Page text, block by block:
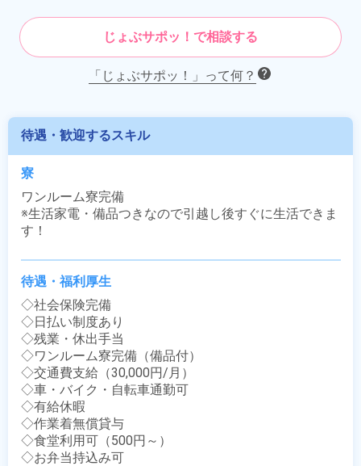
じょぶサポッ！で相談する
「じょぶサポッ！」って何？
待遇・歓迎するスキル
寮
ワンルーム寮完備
※生活家電・備品つきなので引越し後すぐに生活できま
す！
待遇・福利厚生
◇社会保険完備
◇日払い制度あり
◇残業・休出手当
◇ワンルーム寮完備（備品付）
◇交通費支給（30,000円/月）
◇車・バイク・自転車通勤可
◇有給休暇
◇作業着無償貸与
◇食堂利用可（500円～）
◇お弁当持込み可